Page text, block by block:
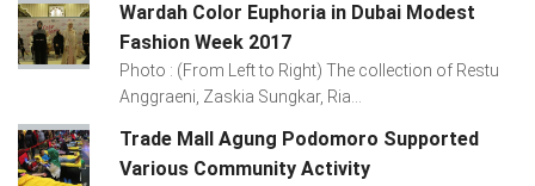
Wardah Color Euphoria in Dubai Modest
Fashion Week 2017
Photo : (From Left to Right) The collection of Restu
Anggraeni, Zaskia Sungkar, Ria...
Trade Mall Agung Podomoro Supported
Various Community Activity